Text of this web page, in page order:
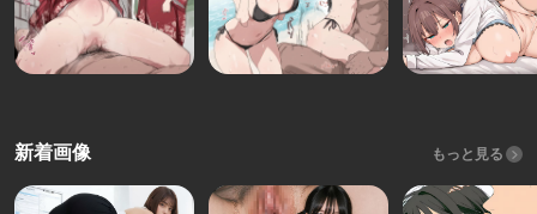
新着画像 もっと見る